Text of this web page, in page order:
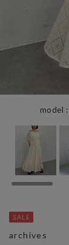
model
archives